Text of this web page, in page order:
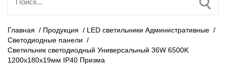
Главная / Продукция / LED светильники Административные /
Светодиодные панели /
Светильник светодиодный Универсальный 36W 6500K
1200х180х19мм IP40 Призма